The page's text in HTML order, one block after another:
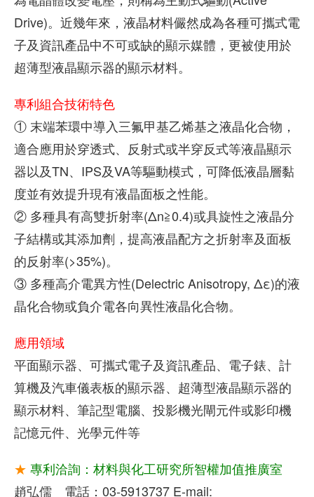
Drive)。近幾年來，液晶材料儼然成為各種可攜式電
子及資訊產品中不可或缺的顯示媒體，更被使用於
超薄型液晶顯示器的顯示材料。
專利組合技術特色
① 末端苯環中導入三氟甲基乙烯基之液晶化合物，
適合應用於穿透式、反射式或半穿反式等液晶顯示
器以及TN、IPS及VA等驅動模式，可降低液晶層黏
度並有效提升現有液晶面板之性能。
② 多種具有高雙折射率(Δn≧0.4)或具旋性之液晶分
子結構或其添加劑，提高液晶配方之折射率及面板
的反射率(>35%)。
③ 多種高介電異方性(Delectric Anisotropy, Δε)的液
晶化合物或負介電各向異性液晶化合物。
應用領域
平面顯示器、可攜式電子及資訊產品、電子錶、計
算機及汽車儀表板的顯示器、超薄型液晶顯示器的
顯示材料、筆記型電腦、投影機光閘元件或影印機
記憶元件、光學元件等
★ 專利洽詢：材料與化工研究所智權加值推廣室
趙弘儒 電話：03-5913737 E-mail: